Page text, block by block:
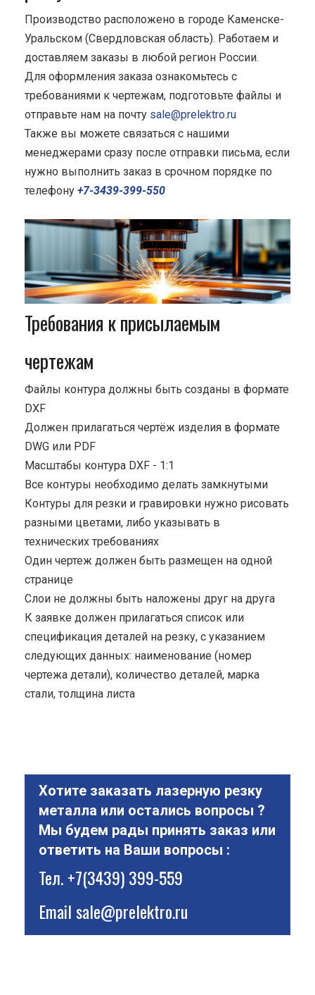
Производство расположено в городе Каменске-
Уральском (Свердловская область). Работаем и
доставляем заказы в любой регион России.
Для оформления заказа ознакомьтесь с
требованиями к чертежам, подготовьте файлы и
отправьте нам на почту sale@prelektro.ru
Также вы можете связаться с нашими
менеджерами сразу после отправки письма, если
нужно выполнить заказ в срочном порядке по
телефону +7-3439-399-550
Требования к присылаемым
чертежам
Файлы контура должны быть созданы в формате
DXF
Должен прилагаться чертёж изделия в формате
DWG или PDF
Масштабы контура DXF - 1:1
Все контуры необходимо делать замкнутыми
Контуры для резки и гравировки нужно рисовать
разными цветами, либо указывать в
технических требованиях
Один чертеж должен быть размещен на одной
странице
Cлои не должны быть наложены друг на друга
К заявке должен прилагаться список или
спецификация деталей на резку, с указанием
следующих данных: наименование (номер
чертежа детали), количество деталей, марка
стали, толщина листа
Хотите заказать лазерную резку
металла или остались вопросы ?
Мы будем рады принять заказ или
ответить на Ваши вопросы :
Тел.+7(3439) 399-559
Emailsale@prelektro.ru